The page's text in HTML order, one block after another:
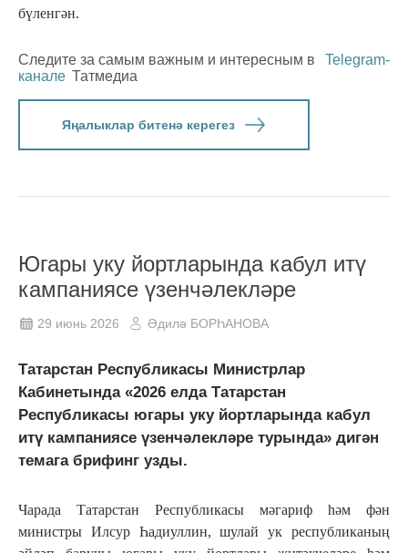
бүленгән.
Следите за самым важным и интересным в
Telegram-
канале Татмедиа
Яңалыклар битенә керегез
Югары уку йортларында кабул итү
кампаниясе үзенчәлекләре
29 июнь 2026 Әдилә БОРҺАНОВА
Татарстан Республикасы Министрлар
Кабинетында «2026 елда Татарстан
Республикасы югары уку йортларында кабул
итү кампаниясе үзенчәлекләре турында» дигән
темага брифинг узды.
Чарада Татарстан Республикасы мәгариф һәм фән
министры Илсур Һадиуллин, шулай ук республиканың